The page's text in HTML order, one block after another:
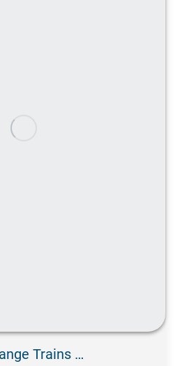
Trains …